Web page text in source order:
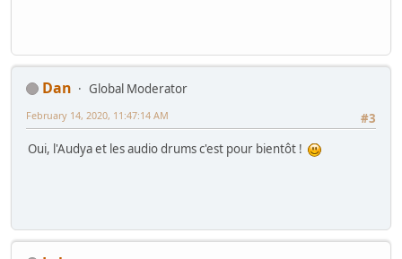
Dan
Global Moderator
#3
February 14, 2020, 11:47:14 AM
Oui, l'Audya et les audio drums c'est pour bientôt !